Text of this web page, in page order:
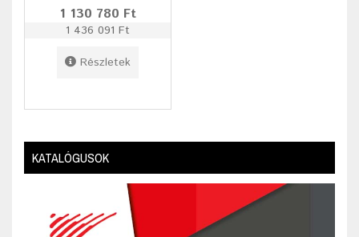
1 130 780 Ft
1 436 091 Ft
Részletek
KATALÓGUSOK